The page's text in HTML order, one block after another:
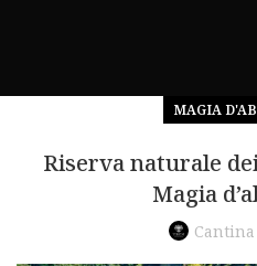
MAGIA
Riserva naturale
Magia